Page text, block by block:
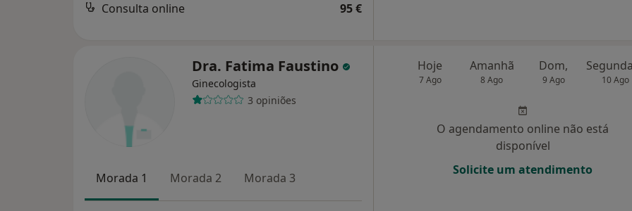
Consulta online 95 €
Dra. Fatima Faustino
Ginecologista
3 opiniões
Morada 1 Morada 2 Morada 3
Hoje
7 Ago
Amanhã
8 Ago
Dom,
9 Ago 10 Ago
O agendamento online não está
disponível
Solicite um atendimento